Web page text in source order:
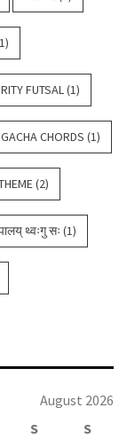
FUTSAL(1)
CHORDS (1)
(2)
थ्वःगु सः (1)
August 2026
S
S